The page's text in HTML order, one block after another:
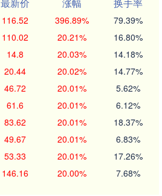
116.52 396.89% 79.39%
110.02 20.21% 16.80%
14.8 20.03% 14.18%
20.44 20.02% 14.77%
46.72 20.01% 5.62%
61.6 20.01% 6.12%
83.62 20.01% 18.37%
49.67 20.01% 6.83%
53.33 20.01% 17.26%
146.16 20.00% 7.68%